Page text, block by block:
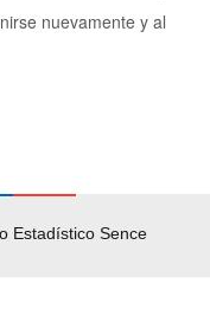
nuevamente y al
Estadístico Sence
Solicitud Audiencias y